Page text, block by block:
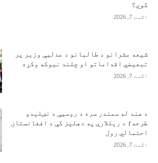
کوي؟
اګست 7, 2026
شیعه مشرانو د طالبانو د عدلیې وزیر پر
تبعیضي اقداماتو او چلند نیوکه وکړه
اګست 7, 2026
د هند له سمندر سره د روسیې د نښلېدو
طرحه؛ د رېللارې په دهلېز کې د افغانستان
احتمالي رول
اګست 7, 2026